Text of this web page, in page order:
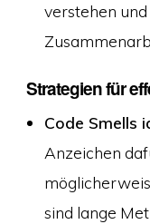
verstehen
Strategien für
Code Smells
Anzeichen
sind lange